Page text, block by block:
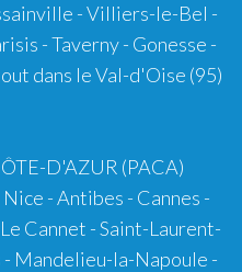
- Villiers-le-Bel -
- Taverny - Gonesse -
dans le Val-d'Oise (95)
D'AZUR (PACA)
Nice -Antibes - Cannes -
Cannet - Saint-Laurent-
Mandelieu-la-Napoule -